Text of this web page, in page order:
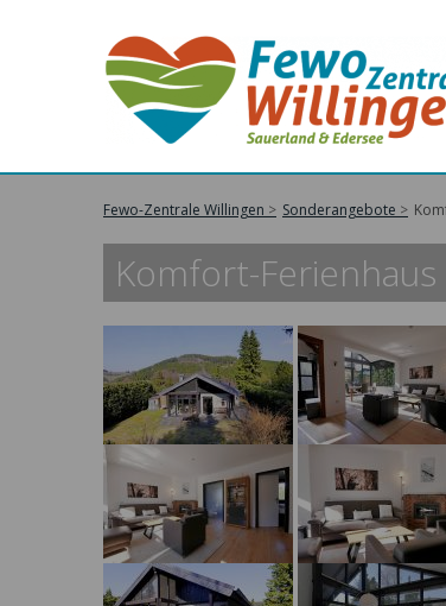
Fewo-Zentrale Willingen Sonderangebote
Komfort-